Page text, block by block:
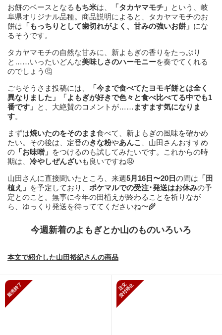
お餅のベースとなる もち米は、 「タカヤマモチ」 という、岐
阜県オリジナル品種。商品説明によると、タカヤマモチのお
餅は 「もっちりとして歯切れがよく、甘みの強いお餅」 にな
るそうです。
タカヤマモチの自然な甘みに、新よもぎの香りをたっぷり
と……いったいどんな美味しさのハーモニーを奏でてくれる
のでしょう🤔
ごちそうさま投稿には、
「今まで食べてたヨモギ餅とは全く
異なりました」「よもぎが好きで色々と食べ比べてる中でも1
番です」 と、大絶賛のコメントが…… ますます気になりま
す。
まずは焼いたのをそのまま食べて、新よもぎの風味を確かめ
たい。その後は、定番のきな粉やあんこ
、山田さんおすすめ
の 「お味噌」 をつけるのも試してみたいです。これからの時
期は、 冷やしぜんざいも良いですね🤤
山田さんに直接聞いたところ、来週5月16日〜20日の間は 「田
植え」 を予定しており、 ポケマルでの受注･発送はお休みの予
定とのこと。無事に今年の田植えが終わることを祈りなが
ら、ゆっくり発送を待っててくださいね〜🌾
今週新着のよもぎとか山のものいろいろ
本文で紹介した山田裕紀さんの商品